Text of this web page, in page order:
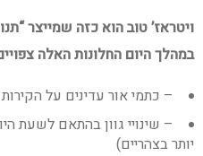
ויטראז’ טוב הוא כזה שמייצר
במהלך היום החלונות האלה
– כתמי אור עדינים על
– שינויי גוון בהתאם לשעת
יותר בצהריים)